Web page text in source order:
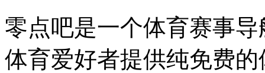
零点吧是一个体育赛事
体育爱好者提供纯免费